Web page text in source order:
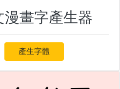
漫畫字產生器
產生字體